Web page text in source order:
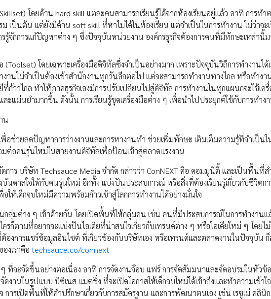
โดยด้าน hard skill แต่ละคนสามารถเรียนรู้ได้จากห้องเรียนอยู่แล้ว อาทิ การท
ม เป็นต้น แต่ยังมีด้าน soft skill ที่หาไม่ได้ในห้องเรียน แต่จำเป็นในการทำงาน ไม่ว่าจะ
ารรู้จักการแก้ปัญหาต่าง ๆ ซึ่งปัจจุบันหน่วยงาน องค์กรธุรกิจต้องการคนที่มีทักษะเหล่านี้
โดยเฉพาะเครื่องมือดิจิทัลซึ่งจำเป็นอย่างมาก เพราะปัจจุบันวิถีการทำงานไ
านไม่จำเป็นต้องเข้าสำนักงานทุกวันอีกต่อไป แต่จะสามารถทำงานทางไกล หรือทำง
ก้าวไกล ทำให้ภาคธุรกิจเองมีการปรับเปลี่ยนไปสู่ดิจิทัล การทำงานในทุกแผนกจะใช้เค
ละแม่นยำมากขึ้น ดังนั้น การเรียนรู้ชุดเครื่องมือต่าง ๆ เพื่อนำไปประยุกต์ใช้กับการทำง
น
อช่วยลดปัญหาการว่างงานและการหางานทำ ช่วยเพิ่มทักษะ เติมเต็มความรู้ที่จำเป็นใ
ต่อคนรุ่นใหม่ในสายงานดิจิทัลเพื่อป้อนเข้าสู่ตลาดแรงงาน
ดการ บริษัท Techsauce Media จำกัด กล่าวว่า ConNEXT คือ คอมมูนิตี้ และเป็นพื้นที่
บันดาลใจให้กับคนรุ่นใหม่ อีกทั้ง แบ่งปันประสบการณ์ หรือสิ่งที่ต้องเรียนรู้เกี่ยวกับชีวิตก
ให้เด็กจบใหม่มีความพร้อมก้าวเข้าสู่โลกการทำงานได้อย่างมั่นใจ
กลุ่มต่าง ๆ เข้าด้วยกัน โดยเปิดพื้นที่ให้กลุ่มคน เช่น คนที่มีประสบการณ์ในการทำงานแ
รก็ตามที่อยากจะแบ่งปันไอเดียที่น่าสนใจเกี่ยวกับเทรนด์ต่าง ๆ หรือไอเดียใหม่ ๆ โดยไ
ต้องการแชร์ข้อมูลอินไซต์ ที่เกี่ยวข้องกับบริษัทเอง หรือเทรนด์และตลาดงานในปัจจุบัน
งเราคือ techsauce.co/connext
ๆ ที่จะจัดขึ้นอย่างต่อเนื่อง อาทิ การจัดงานจ๊อบ แฟร์ การจัดสัมมนาและจัดอบรมในหัว
งานในรูปแบบ บิซิเนส แมตชิ่ง ที่จะเปิดโอกาสให้เด็กจบใหม่ได้เข้าถึงและทำความเข้าใ
ารเปิดพื้นที่ให้คำปรึกษาเกี่ยวกับการสมัครงาน และการพัฒนาตนเอง เช่น เรซูเม่ คลินิ